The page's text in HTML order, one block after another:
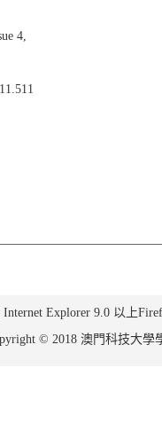
4,
Explorer 9.0 以上
© 2018 澳門科技大學